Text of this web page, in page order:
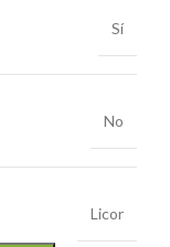
Sí
No
Licor